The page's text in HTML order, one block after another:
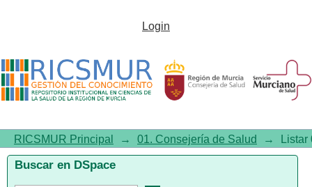
Listar01. Consejería de Salud
Chronic/epidemiology/therapy/
Login
RICSMUR Principal → 01. Consejería de Salud → Listar
Buscar en DSpace